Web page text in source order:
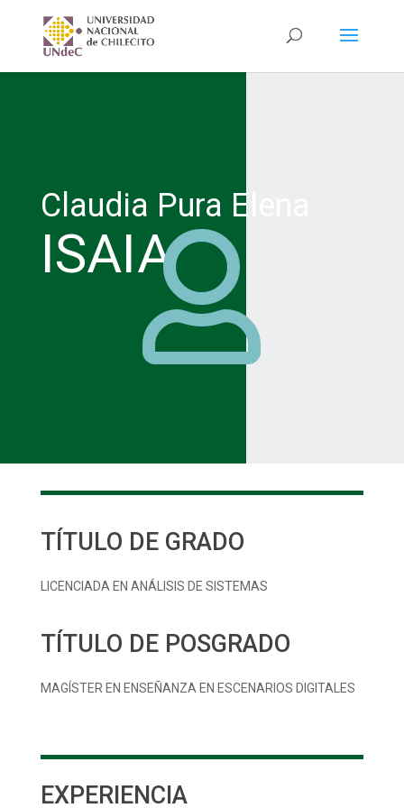
Claudia Pura Elena
ISAIA
TÍTULO DE GRADO
LICENCIADA EN ANÁLISIS DE SISTEMAS
TÍTULO DE POSGRADO
MAGÍSTER EN ENSEÑANZA EN ESCENARIOS DIGITALES
EXPERIENCIA